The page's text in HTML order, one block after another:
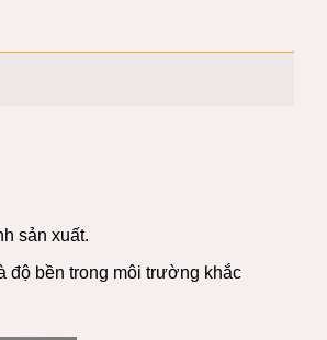
sản xuất.
độ bền trong môi trường khắc